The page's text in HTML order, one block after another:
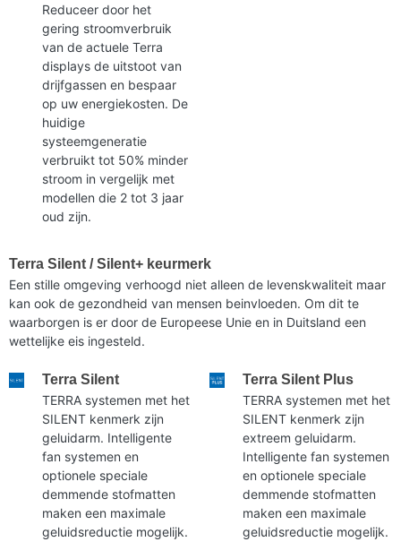
Reduceer door het
gering stroomverbruik
van de actuele Terra
displays de uitstoot van
drijfgassen en bespaar
op uw energiekosten. De
huidige
systeemgeneratie
verbruikt tot 50% minder
stroom in vergelijk met
modellen die 2 tot 3 jaar
oud zijn.
Terra Silent / Silent+ keurmerk
Een stille omgeving verhoogd niet alleen de levenskwaliteit maar
kan ook de gezondheid van mensen beinvloeden. Om dit te
waarborgen is er door de Europeese Unie en in Duitsland een
wettelijke eis ingesteld.
Terra Silent
TERRA systemen met het
SILENT kenmerk zijn
geluidarm. Intelligente
fan systemen en
optionele speciale
demmende stofmatten
maken een maximale
geluidsreductie mogelijk.
Terra Silent Plus
TERRA systemen met het
SILENT kenmerk zijn
extreem geluidarm.
Intelligente fan systemen
en optionele speciale
demmende stofmatten
maken een maximale
geluidsreductie mogelijk.